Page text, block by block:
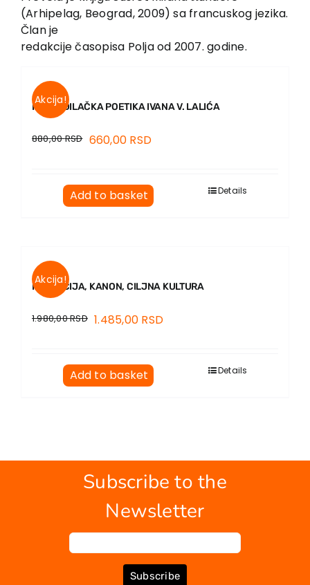
(Arhipelag, Beograd, 2009) sa francuskog jezika.
Član je
redakcije časopisa Polja od 2007. godine.
Akcija!
PREVODILAČKA POETIKA IVANA V. LALIĆA
880,00RSD 660,00 RSD
Add to basket Details
Akcija!
RECEPCIJA, KANON, CILJNA KULTURA
1.980,00RSD 1.485,00 RSD
Add to basket Details
Subscribe to the
Newsletter
Subscribe